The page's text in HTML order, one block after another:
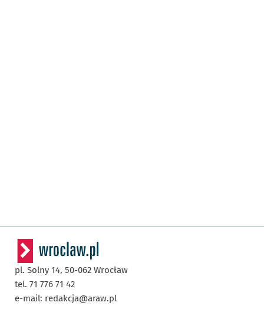
pl. Solny 14, 50-062 Wrocław
tel. 71 776 71 42
e-mail: redakcja@araw.pl